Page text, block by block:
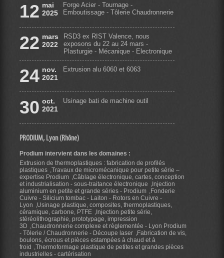
12 mai
2025
Forge Acier - Tournage -
Emboutissage - Tôlerie Chaudronnerie
22 mars
2022
RSD3 ex RIST Valence, nous
exposons du 22 au 24 mars -
Plasturgie - Mécanique - Electronique
24 nov.
2021
Extrusion alu 6060 et 6063
30 oct.
2021
Usinage bati de machine outil
PRODIUM, Lyon (Rhône)
Prodium intervient dans les domaines :
Extrusion de thermoplastiques : fabrication de profilés
plastiques Travaux de micromécanique pour petite série –
expertise Prodium Câblage électronique, cartes, conception
et industrialisation - sous-traitance électronique
Injection
aluminium en petite et grande séries - Prodium
Fonderie
Cuivre - Silicium tombac - Laiton - Rotors en Cuivre -
Lyon
Usinage plastique, composites, thermoplastiques,
céramique, carbone, PTFE
Injection petite série,
stéréolithographie, prototypage, impression
3D
Chaudronnerie complexe et règlementée - Lyon Prodium
- Tôlerie / Chaudronnerie - Découpe laser
Fabrication de vis,
boulons, écrous et pièces estampées à chaud et à
froid
Thermoformage plastique de petites et grandes pièces
industrielles - cartérisation